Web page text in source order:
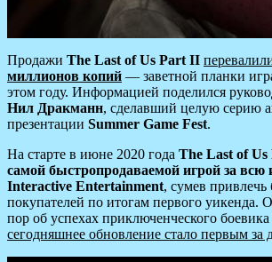
Продажи The Last of Us Part II
миллионов копий — заветной планки
этом году. Информацией поделился
Нил Дракманн, сделавший целую серию
презентации Summer Game Fest.
На старте в июне 2020 года The Last of
самой быстропродаваемой игрой за всю
Interactive Entertainment, сумев
покупателей по итогам первого уикенда.
пор об успехах приключенческого
сегодняшнее обновление стало первым за